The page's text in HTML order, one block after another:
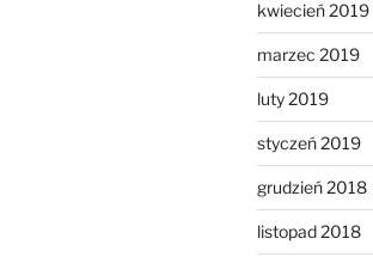
kwiecień 2019
marzec 2019
luty 2019
styczeń 2019
grudzień 2018
listopad 2018